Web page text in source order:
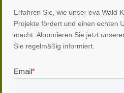
Erfahren Sie, wie unser eva Wald-
Projekte fördert und einen echten
macht. Abonnieren Sie jetzt
Sie regelmäßig informiert.